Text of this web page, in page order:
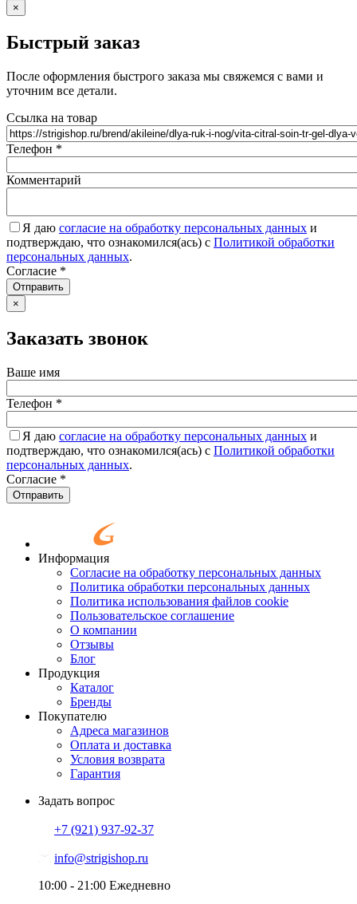
×
Быстрый заказ
После оформления быстрого заказа мы свяжемся с вами и
уточним все детали.
Ссылка на товар
Телефон *
Комментарий
Я даю согласие на обработку персональных данных и
подтверждаю, что ознакомился(ась) с Политикой обработки
персональных данных.
Согласие *
Отправить
×
Заказать звонок
Ваше имя
Телефон *
Я даю согласие на обработку персональных данных и
подтверждаю, что ознакомился(ась) с Политикой обработки
персональных данных.
Согласие *
Отправить
Информация
Согласие на обработку персональных данных
Политика обработки персональных данных
Политика использования файлов cookie
Пользовательское соглашение
О компании
Отзывы
Блог
Продукция
Каталог
Бренды
Покупателю
Адреса магазинов
Оплата и доставка
Условия возврата
Гарантия
Задать вопрос
+7 (921) 937-92-37
info@strigishop.ru
10:00 - 21:00 Ежедневно